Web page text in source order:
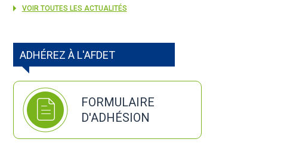
VOIR TOUTES LES ACTUALITÉS
ADHÉREZ À L'AFDET
FORMULAIRE
D'ADHÉSION